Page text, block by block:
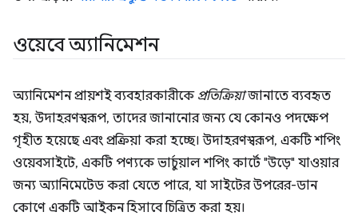
ওয়েবে অ্যানিমেশন
অ্যানিমেশন প্রায়শই ব্যবহারকারীকে প্রতিক্রিয়াজানাতে ব্যবহৃত
হয়, উদাহরণস্বরূপ, তাদের জানানোর জন্য যে কোনও পদক্ষেপ
গৃহীত হয়েছে এবং প্রক্রিয়া করা হচ্ছে। উদাহরণস্বরূপ, একটি শপিং
ওয়েবসাইটে, একটি পণ্যকে ভার্চুয়াল শপিং কার্টে "উড়ে" যাওয়ার
জন্য অ্যানিমেটেড করা যেতে পারে, যা সাইটের উপরের-ডান
কোণে একটি আইকন হিসাবে চিত্রিত করা হয়।